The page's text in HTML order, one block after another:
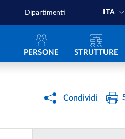
Dipartimenti ITA
Navigazione
PERSONE STRUTTURE
Condividi